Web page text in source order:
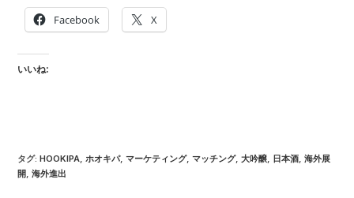
Facebook X
いいね:
タグ:HOOKIPA, ホオキパ, マーケティング, マッチング, 大吟醸, 日本酒, 海外展
開, 海外進出